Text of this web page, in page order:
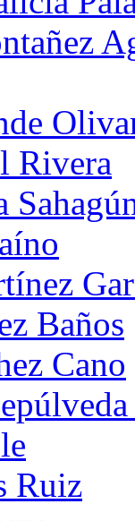
Rivera
Baños
Cano
Ruiz